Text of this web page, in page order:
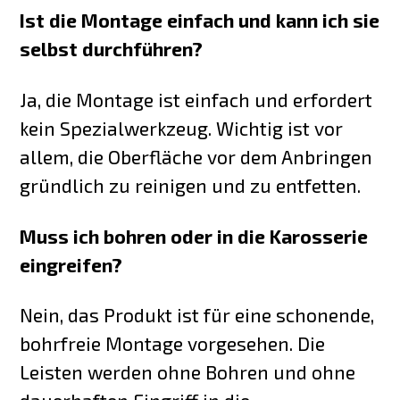
Ist die Montage einfach und kann ich sie
selbst durchführen?
Ja, die Montage ist einfach und erfordert
kein Spezialwerkzeug. Wichtig ist vor
allem, die Oberfläche vor dem Anbringen
gründlich zu reinigen und zu entfetten.
Muss ich bohren oder in die Karosserie
eingreifen?
Nein, das Produkt ist für eine schonende,
bohrfreie Montage vorgesehen. Die
Leisten werden ohne Bohren und ohne